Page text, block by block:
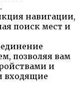
навигации,
поиск мест и
позволяя вам
и
входящие